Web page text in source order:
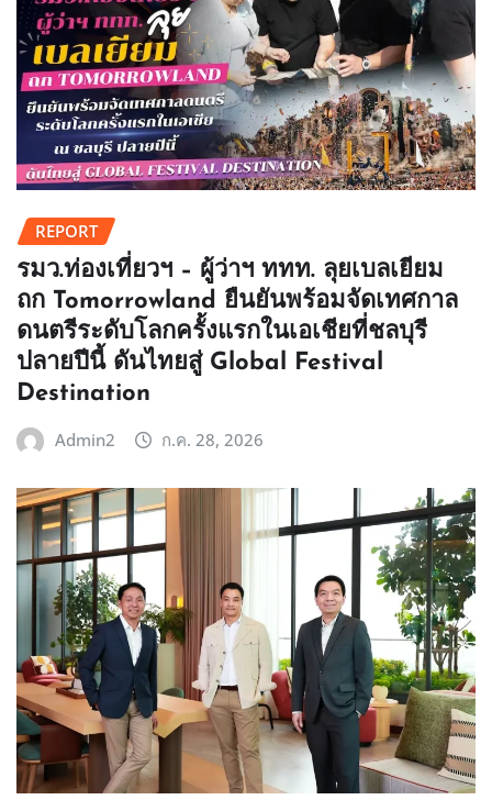
REPORT
รมว.ท่องเที่ยวฯ – ผู้ว่าฯ ททท. ลุยเบลเยียม
ถก Tomorrowland ยืนยันพร้อมจัดเทศกาล
ดนตรีระดับโลกครั้งแรกในเอเชียที่ชลบุรี
ปลายปีนี้ ดันไทยสู่ Global Festival
Destination
Admin2 ก.ค. 28, 2026